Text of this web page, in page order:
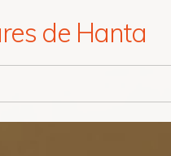
de Hanta